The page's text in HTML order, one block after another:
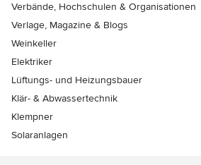
Verbände, Hochschulen & Organisationen
Verlage, Magazine & Blogs
Weinkeller
Elektriker
Lüftungs- und Heizungsbauer
Klär- & Abwassertechnik
Klempner
Solaranlagen